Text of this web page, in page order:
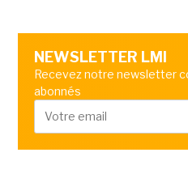
NEWSLETTER LMI
Recevez notre newsletter
abonnés